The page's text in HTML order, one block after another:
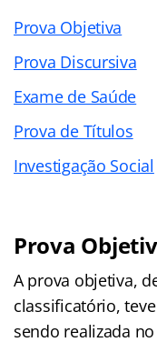
Prova Objetiva
Prova Discursiva
Exame de Saúde
Prova de Títulos
Investigação Social
Prova
A prova objetiva,
classificatório,
sendo realizada